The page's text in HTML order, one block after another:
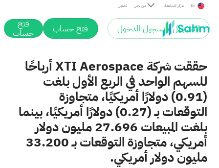
تحميل من نحن مركز المساعدة En
التسجيل / تسجيل الدخول فتح حساب فتح
حساب
حققت شركة XTI Aerospace أرباحًا
للسهم الواحد في الربع الأول بلغت
(0.91) دولارًا أمريكيًا، متجاوزة
التوقعات بـ (0.27) دولارًا أمريكيًا، بينما
بلغت المبيعات 27.696 مليون دولار
أمريكي، متجاوزة التوقعات بـ 33.200
مليون دولار أمريكي.